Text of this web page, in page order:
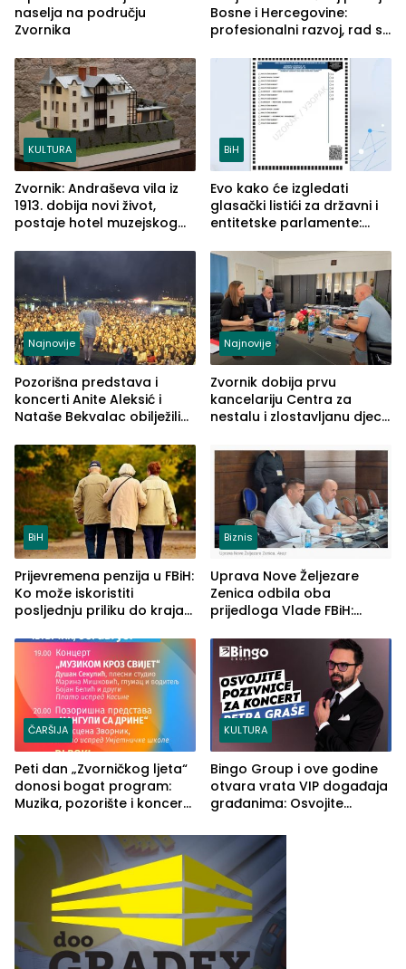
naselja na području
Zvornika
Bosne i Hercegovine:
profesionalni razvoj, rad sa
služba građanima
KULTURA
Zvornik: Andraševa vila iz
1913. dobija novi život,
postaje hotel muzejskog
BiH
Evo kako će izgledati
glasački listići za državni i
entitetske parlamente:
vidljive na njima
Najnovije
Pozorišna predstava i
koncerti Anite Aleksić i
Nataše Bekvalac obilježili
ljeta (FOTO)
Najnovije
Zvornik dobija prvu
kancelariju Centra za
nestalu i zlostavljanu djecu
BiH
Prijevremena penzija u FBiH:
Ko može iskoristiti
posljednju priliku do kraja
Biznis
Uprava Nove Željezare
Zenica odbila oba
prijedloga Vlade FBiH:
rješenje
ČARŠIJA
Peti dan „Zvorničkog ljeta“
donosi bogat program:
Muzika, pozorište i koncert
KULTURA
Bingo Group i ove godine
otvara vrata VIP događaja
građanima: Osvojite
Graše